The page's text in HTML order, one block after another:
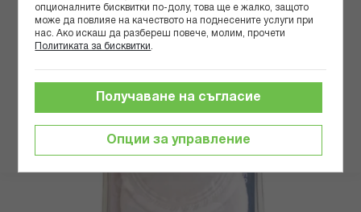
края
опционалните бисквитки по-долу, това ще е жалко, защото
може да повлияе на качеството на поднесените услуги при
нас. Ако искаш да разбереш повече, молим, прочети
Политиката за бисквитки
Опции за управление
Получаване на съгласие